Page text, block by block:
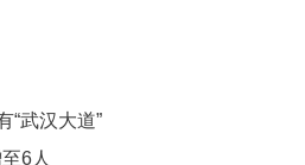
“武汉大道”
6人